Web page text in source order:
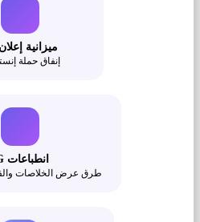
ميزانية إعلان IG
إنفاق حملة
انطباعات IG
طرق عرض الخلاصات